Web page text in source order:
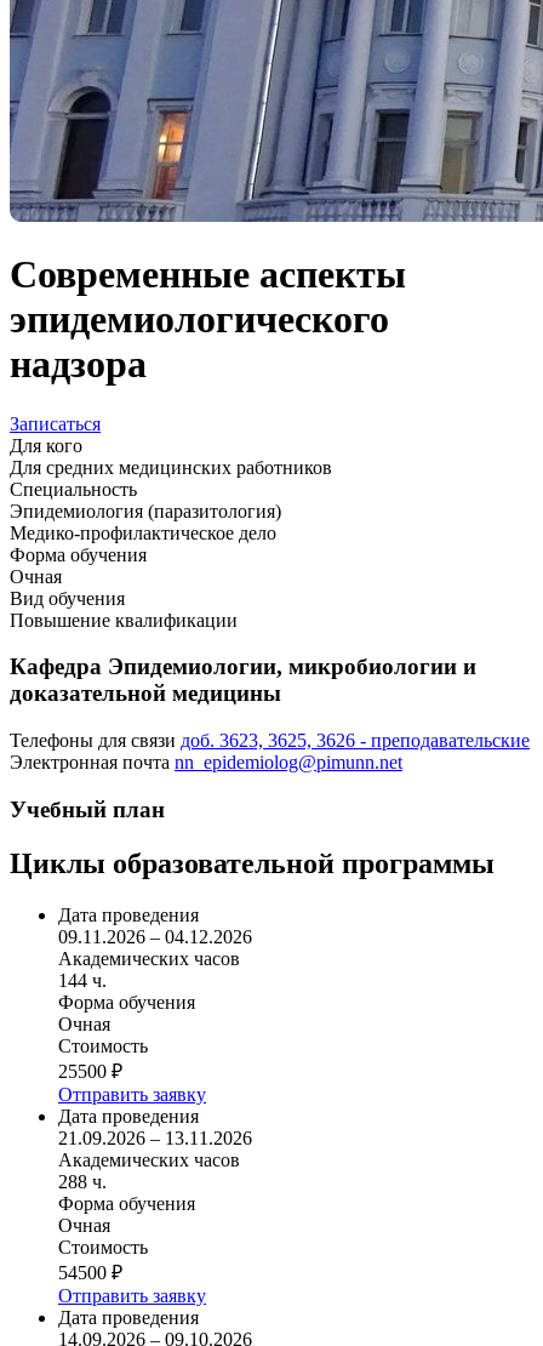
Современные аспекты
эпидемиологического
надзора
Записаться
Для кого
Для средних медицинских работников
Специальность
Эпидемиология (паразитология)
Медико-профилактическое дело
Форма обучения
Очная
Вид обучения
Повышение квалификации
Кафедра Эпидемиологии, микробиологии и
доказательной медицины
Телефоны для связи доб. 3623, 3625, 3626 - преподавательские
Электронная почта nn_epidemiolog@pimunn.net
Учебный план
Циклы образовательной программы
Дата проведения
09.11.2026 – 04.12.2026
Академических часов
144 ч.
Форма обучения
Очная
Стоимость
25500 ₽
Отправить заявку
Дата проведения
21.09.2026 – 13.11.2026
Академических часов
288 ч.
Форма обучения
Очная
Стоимость
54500 ₽
Отправить заявку
Дата проведения
14.09.2026 – 09.10.2026